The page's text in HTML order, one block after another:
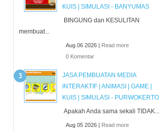
KUIS | SIMULASI - BANYUMAS
BINGUNG dan KESULITAN
membuat...
Aug 06 2026 | Read more
0 Komentar
JASA PEMBUATAN MEDIA
INTERAKTIF | ANIMASI | GAME |
KUIS | SIMULASI - PURWOKERTO
Apakah Anda sama sekali TIDAK...
Aug 05 2026 | Read more